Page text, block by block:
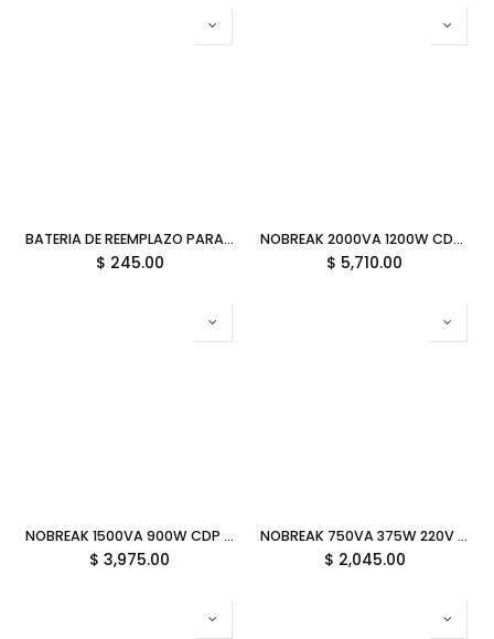
BATERIA DE REEMPLAZO PARA NO BREAK CDP COMP/SLB 12- 5 12V 5AH 11M DE GARANTIA
$ 245.00
NOBREAK 2000VA 1200W CDP R-SMART2010 10C 5USB 12M DE GARANTIA
$ 5,710.00
NOBREAK 1500VA 900W CDP GSMART1516 8C 2USB-C RGB BLANCO 12M DE GARANTIA
$ 3,975.00
NOBREAK 750VA 375W 220V CDP R-SMART751 10C 5USB 11M DE GARANTIA
$ 2,045.00